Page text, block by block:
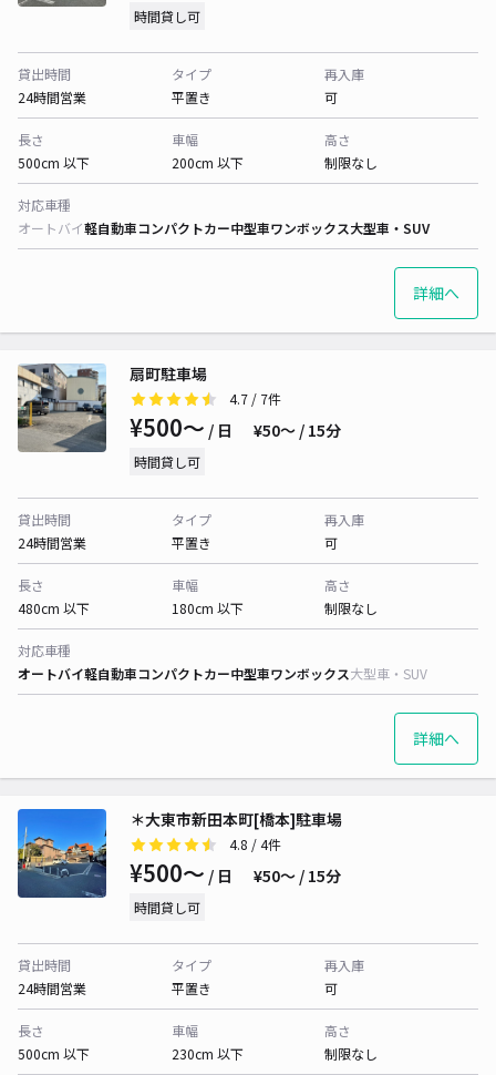
時間貸し可
貸出時間
24時間営業
タイプ
平置き
再入庫
可
長さ
500cm 以下
車幅
200cm 以下
高さ
制限なし
対応車種
オートバイ軽自動車コンパクトカー中型車ワンボックス大型車・SUV
詳細へ
扇町駐車場
4.7 / 7件
¥500〜 / 日 ¥50〜 / 15分
時間貸し可
貸出時間
24時間営業
タイプ
平置き
再入庫
可
長さ
480cm 以下
車幅
180cm 以下
高さ
制限なし
対応車種
オートバイ軽自動車コンパクトカー中型車ワンボックス大型車・SUV
詳細へ
＊大東市新田本町[橋本]駐車場
4.8 / 4件
¥500〜 / 日 ¥50〜 / 15分
時間貸し可
貸出時間
24時間営業
タイプ
平置き
再入庫
可
長さ
500cm 以下
車幅
230cm 以下
高さ
制限なし